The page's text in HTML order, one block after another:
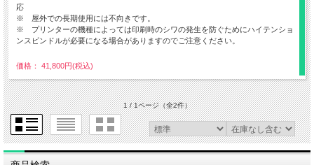
応
※ 屋外での長期使用には不向きです。
※ プリンターの機種によっては印刷時のシワの発生を防ぐためにハイテンショ
ンスピンドルが必要になる場合がありますのでご注意ください。
価格： 41,800円(税込)
1 / 1ページ（全2件）